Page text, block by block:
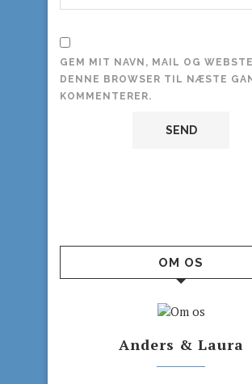
GEM MIT NAVN, MAIL OG
DENNE BROWSER TIL NÆSTE
KOMMENTERER.
OM OS
Anders & Laura